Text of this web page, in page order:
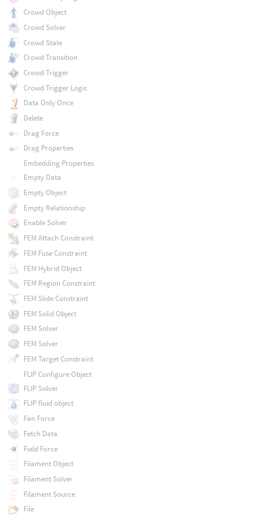
Crowd Object
Crowd Solver
Crowd State
Crowd Transition
Crowd Trigger
Crowd Trigger Logic
Data Only Once
Delete
Drag Force
Drag Properties
Embedding Properties
Empty Data
Empty Object
Empty Relationship
Enable Solver
FEM Attach Constraint
FEM Fuse Constraint
FEM Hybrid Object
FEM Region Constraint
FEM Slide Constraint
FEM Solid Object
FEM Solver
FEM Solver
FEM Target Constraint
FLIP Configure Object
FLIP Solver
FLIP fluid object
Fan Force
Fetch Data
Field Force
Filament Object
Filament Solver
Filament Source
File